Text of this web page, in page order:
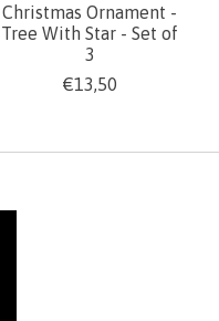
Christmas Ornament -
Tree With Star - Set of
3
€13,50